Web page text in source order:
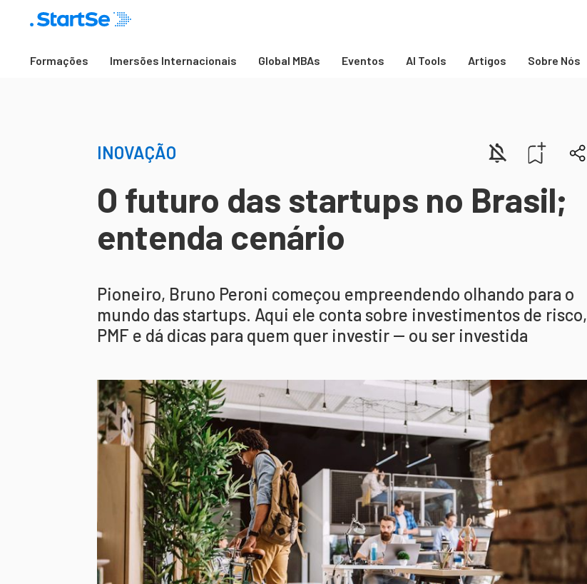
Formações Imersões Internacionais Global MBAs Eventos AI Tools Artigos Sobre Nós
INOVAÇÃO
O futuro das startups no Brasil;
entenda cenário
Pioneiro, Bruno Peroni começou empreendendo olhando para o
mundo das startups. Aqui ele conta sobre investimentos de risco,
PMF e dá dicas para quem quer investir -- ou ser investida